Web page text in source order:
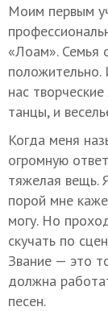
Моим первым
«Лоам». Семья
нас
танцы, и
Когда меня
огромную
тяжелая вещь.
порой мне
могу. Но
скучать по
Звание — это
должна
песен.